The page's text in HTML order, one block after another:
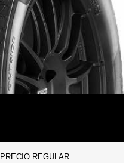
PRECIO REGULAR